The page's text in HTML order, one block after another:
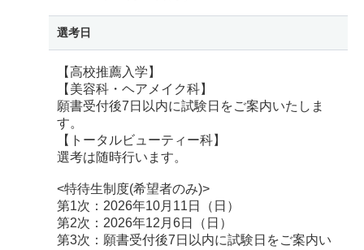
選考日
【高校推薦入学】
【美容科・ヘアメイク科】
願書受付後7日以内に試験日をご案内いたしま
す。
【トータルビューティー科】
選考は随時行います。
<特待生制度(希望者のみ)>
第1次：2026年10月11日（日）
第2次：2026年12月6日（日）
第3次：願書受付後7日以内に試験日をご案内い